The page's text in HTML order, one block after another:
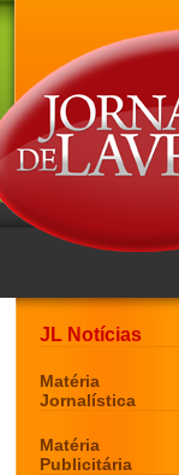
JL Notícias
Matéria
Jornalística
Matéria
Publicitária